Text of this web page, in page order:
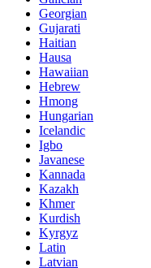
Georgian
Gujarati
Haitian
Hausa
Hawaiian
Hebrew
Hmong
Hungarian
Icelandic
Igbo
Javanese
Kannada
Kazakh
Khmer
Kurdish
Kyrgyz
Latin
Latvian